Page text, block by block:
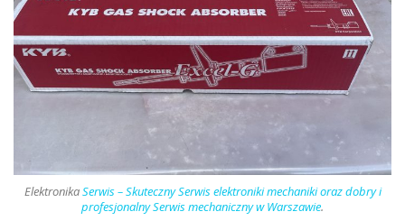
ElektronikaSerwis – Skuteczny Serwis elektroniki mechaniki oraz dobry i
profesjonalny Serwis mechaniczny w Warszawie.